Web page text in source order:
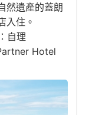
然遺產的蓋朗
入住。
自理
Hotel